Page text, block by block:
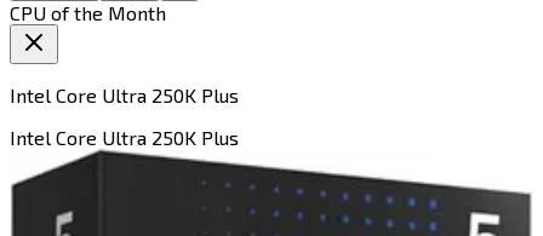
CPU of the Month
Intel Core Ultra 250K Plus​​​​‌ ‍ ​‍​‍‌‍ ‌ ​‍‌‍‍‌‌‍‌ ‌‍‍‌‌‍ ‍​‍​‍​ ‍‍​‍​‍‌ ​ ‌‍​‌‌‍ ‍‌‍‍‌‌ ‌​‌ ‍‌​‍ ‍‌‍‍‌‌‍ ​‍​‍​‍ ​​‍​‍‌‍‍​‌ ​‍‌‍‌‌‌‍‌‍​‍​‍​ ‍‍​‍​‍​‍ ‌‍​‌‌‍‌​‌‍ ‌‌‍‍‌‌‍ ‍​‍ ‌‍‍‌‌‍ ‍‌ ‌​‌‍‌‌‌‍ ‍‌ ‌​​‍ ‌‍‌‌‌‍‌​‌‍‍‌‌ ‌​​‍ ‌‍ ‌‌‍ ‌‍‌​‌‍‌‌​ ‌‌ ​​‌ ​‍‌‍‌‌‌ ​ ‌‍‌‌‌‍ ‍‌ ‌​‌‍​‌‌ ‌​‌‍‍‌‌‍ ‌‍ ‍​ ‍ ‌‍‍‌‌‍‌​​ ‌‌‍​‌​ ​‌​ ‌​​ ‌ ‌‍​‍​ ​‌​ ‌​​ ‌ ​‍ ‌​ ‌​​ ​‍​ ​​‌‍​ ​‍ ‌​ ‌​​ ​‍‌‍‌‍​ ​‌​‍ ‌​ ‍​​ ​ ​ ‍​​ ‍​​‍ ‌‌‍​ ​ ‌‌​ ‌​‌‍‌‌​ ‌‍​ ​‍​ ​‌​ ​​‌‍​‌‌‍​‍​ ​​‌‍‌​​ ‍ ‌ ‌​‌ ‍‌‌ ​​‌‍‌‌​ ‌‌‍​ ‌ ​​‌ ‌‌​ ‍ ‌ ​​‌‍​‌‌ ‌​‌‍‍​​ ‌‌‍ ‍‌‍​‌‌‍ ‌‌‍‌‌​ ‌‍​‍‌‍​‌‌ ​ ‌‍‌‌‌‌‌‌‌ ​‍‌‍ ​​ ‌​‍‌‌​ ​‍‌​‌‍‌‍​‌‌‍‌​‌‍ ‌‌‍‍‌‌‍ ‍​‍‌‍‌‍‍‌‌‍‌​​ ‌‌‍​‌​ ​‌​ ‌​​ ‌ ‌‍​‍​ ​‌​ ‌​​ ‌ ​‍ ‌​ ‌​​ ​‍​ ​​‌‍​ ​‍ ‌​ ‌​​ ​‍‌‍‌‍​ ​‌​‍ ‌​ ‍​​ ​ ​ ‍​​ ‍​​‍ ‌‌‍​ ​ ‌‌​ ‌​‌‍‌‌​ ‌‍​ ​‍​ ​‌​ ​​‌‍​‌‌‍​‍​ ​​‌‍‌​​‍‌‍‌ ‌​‌ ‍‌‌ ​​‌‍‌‌​ ‌‌‍​ ‌ ​​‌ ‌‌​‍‌‍‌ ​​‌‍​‌‌ ‌​‌‍‍​​ ‌‌‍ ‍‌‍​‌‌‍ ‌‌‍‌‌​‍‌‍‌ ​​‌‍‌‌‌ ​‍‌ ​ ‌ ​​‌‍‌‌‌‍​ ‌ ‌​‌‍‍‌‌ ‌‍‌‍‌‌​ ‌‌ ​​‌ ‌‌‌‍​‍‌‍ ​‌‍‍‌‌ ​ ‌‍‍​‌‍‌‌‌‍‌​​‍​‍‌ ‌
Intel Core Ultra 250K Plus​​​​‌ ‍ ​‍​‍‌‍ ‌ ​‍‌‍‍‌‌‍‌ ‌‍‍‌‌‍ ‍​‍​‍​ ‍‍​‍​‍‌ ​ ‌‍​‌‌‍ ‍‌‍‍‌‌ ‌​‌ ‍‌​‍ ‍‌‍‍‌‌‍ ​‍​‍​‍ ​​‍​‍‌‍‍​‌ ​‍‌‍‌‌‌‍‌‍​‍​‍​ ‍‍​‍​‍​‍ ‌‍​‌‌‍‌​‌‍ ‌‌‍‍‌‌‍ ‍​‍ ‌‍‍‌‌‍ ‍‌ ‌​‌‍‌‌‌‍ ‍‌ ‌​​‍ ‌‍‌‌‌‍‌​‌‍‍‌‌ ‌​​‍ ‌‍ ‌‌‍ ‌‍‌​‌‍‌‌​ ‌‌ ​​‌ ​‍‌‍‌‌‌ ​ ‌‍‌‌‌‍ ‍‌ ‌​‌‍​‌‌ ‌​‌‍‍‌‌‍ ‌‍ ‍​ ‍ ‌‍‍‌‌‍‌​​ ‌‌‍​‌​ ​‌​ ‌​​ ‌ ‌‍​‍​ ​‌​ ‌​​ ‌ ​‍ ‌​ ‌​​ ​‍​ ​​‌‍​ ​‍ ‌​ ‌​​ ​‍‌‍‌‍​ ​‌​‍ ‌​ ‍​​ ​ ​ ‍​​ ‍​​‍ ‌‌‍​ ​ ‌‌​ ‌​‌‍‌‌​ ‌‍​ ​‍​ ​‌​ ​​‌‍​‌‌‍​‍​ ​​‌‍‌​​ ‍ ‌ ‌​‌ ‍‌‌ ​​‌‍‌‌​ ‌‌‍​ ‌ ​​‌ ‌‌​ ‍ ‌ ​​‌‍​‌‌ ‌​‌‍‍​​ ‌‌‍ ‍‌‍​‌‌‍ ‌‌‍‌‌​ ‌‍​‍‌‍​‌‌ ​ ‌‍‌‌‌‌‌‌‌ ​‍‌‍ ​​ ‌​‍‌‌​ ​‍‌​‌‍‌‍​‌‌‍‌​‌‍ ‌‌‍‍‌‌‍ ‍​‍‌‍‌‍‍‌‌‍‌​​ ‌‌‍​‌​ ​‌​ ‌​​ ‌ ‌‍​‍​ ​‌​ ‌​​ ‌ ​‍ ‌​ ‌​​ ​‍​ ​​‌‍​ ​‍ ‌​ ‌​​ ​‍‌‍‌‍​ ​‌​‍ ‌​ ‍​​ ​ ​ ‍​​ ‍​​‍ ‌‌‍​ ​ ‌‌​ ‌​‌‍‌‌​ ‌‍​ ​‍​ ​‌​ ​​‌‍​‌‌‍​‍​ ​​‌‍‌​​‍‌‍‌ ‌​‌ ‍‌‌ ​​‌‍‌‌​ ‌‌‍​ ‌ ​​‌ ‌‌​‍‌‍‌ ​​‌‍​‌‌ ‌​‌‍‍​​ ‌‌‍ ‍‌‍​‌‌‍ ‌‌‍‌‌​‍‌‍‌ ​​‌‍‌‌‌ ​‍‌ ​ ‌ ​​‌‍‌‌‌‍​ ‌ ‌​‌‍‍‌‌ ‌‍‌‍‌‌​ ‌‌ ​​‌ ‌‌‌‍​‍‌‍ ​‌‍‍‌‌ ​ ‌‍‍​‌‍‌‌‌‍‌​​‍​‍‌ ‌